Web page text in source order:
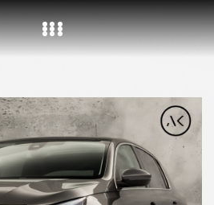
Aanbod
Diensten
Over ons